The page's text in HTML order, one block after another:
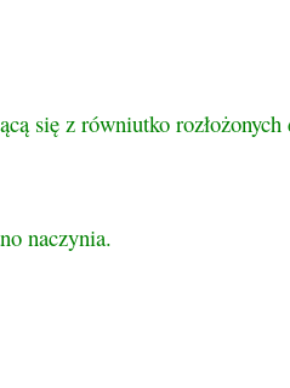
się z równiutko
naczynia.